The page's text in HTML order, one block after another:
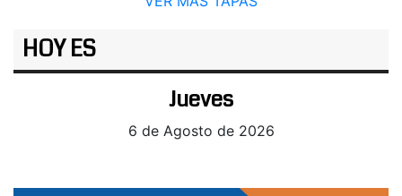
HOY ES
Jueves
6 de Agosto de 2026